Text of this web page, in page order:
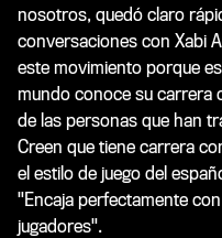
nosotros, quedó claro
conversaciones con Xabi
este movimiento porque
mundo conoce su carrera
de las personas que han
Creen que tiene carrera
el estilo de juego del
"Encaja perfectamente
jugadores".